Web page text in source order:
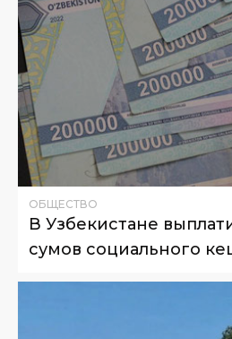
ОБЩЕСТВО
В Узбекистане
сумов социального